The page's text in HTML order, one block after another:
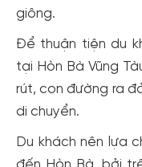
giông.
Để thuận tiện du
tại Hòn Bà Vũng
rút, con đường ra
di chuyển.
Du khách nên lựa